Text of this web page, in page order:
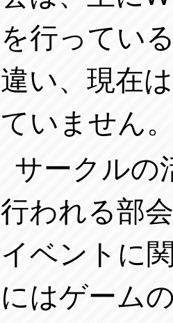
を行ってい
違い、現在
ていません
サークルの
行われる部
イベントに
にはゲーム